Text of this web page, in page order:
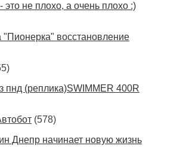
это не плохо, а очень плохо :)
"Пионерка" восстановление
пнд (реплика)SWIMMER 400R
(578)
Днепр начинает новую жизнь